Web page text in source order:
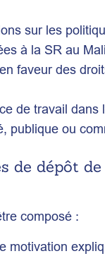
sur les
à la SR au
faveur des
de travail dans
publique ou
de dépôt de
composé :
motivation